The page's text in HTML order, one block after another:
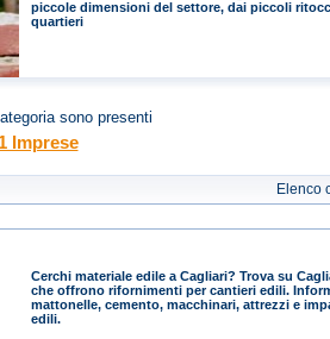
piccole dimensioni del settore, dai piccoli
quartieri
sono presenti
1 Imprese
Elenco
Cerchi materiale edile a Cagliari? Trova su
che offrono rifornimenti per cantieri edili.
mattonelle, cemento, macchinari, attrezzi e
edili.